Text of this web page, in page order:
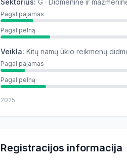
Sektorius: G · Didmeninė ir
Pagal pajamas
Pagal pelną
Veikla: Kitų namų ūkio reikmenų
Pagal pajamas
Pagal pelną
2025
Registracijos informacija